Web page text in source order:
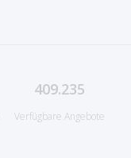
409.235
Verfügbare Angebote